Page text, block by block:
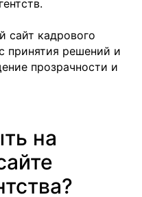
сайт кадрового
принятия решений и
прозрачности и
на